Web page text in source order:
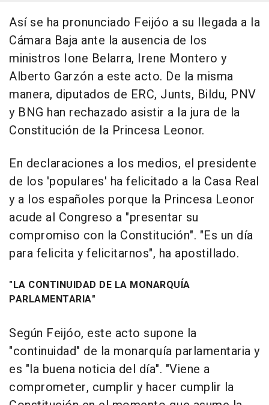
Así se ha pronunciado Feijóo a su llegada a la
Cámara Baja ante la ausencia de los
ministros Ione Belarra, Irene Montero y
Alberto Garzón a este acto. De la misma
manera, diputados de ERC, Junts, Bildu, PNV
y BNG han rechazado asistir a la jura de la
Constitución de la Princesa Leonor.
En declaraciones a los medios, el presidente
de los 'populares' ha felicitado a la Casa Real
y a los españoles porque la Princesa Leonor
acude al Congreso a "presentar su
compromiso con la Constitución". "Es un día
para felicita y felicitarnos", ha apostillado.
"LA CONTINUIDAD DE LA MONARQUÍA
PARLAMENTARIA"
Según Feijóo, este acto supone la
"continuidad" de la monarquía parlamentaria y
es "la buena noticia del día". "Viene a
comprometer, cumplir y hacer cumplir la